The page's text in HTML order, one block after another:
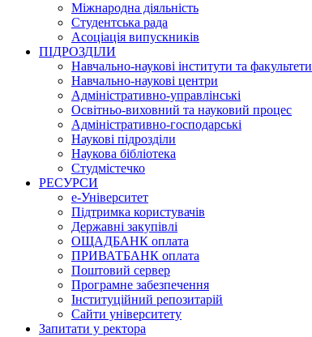
Міжнародна діяльність
Студентська рада
Асоціація випускників
ПІДРОЗДІЛИ
Навчально-наукові інститути та факультети
Навчально-наукові центри
Адміністративно-управлінські
Освітньо-виховний та науковий процес
Адміністративно-господарські
Наукові підрозділи
Наукова бібліотека
Студмістечко
РЕСУРСИ
е-Університет
Підтримка користувачів
Державні закупівлі
ОЩАДБАНК оплата
ПРИВАТБАНК оплата
Поштовий сервер
Програмне забезпечення
Інституційний репозитарій
Сайти університету
Запитати у ректора